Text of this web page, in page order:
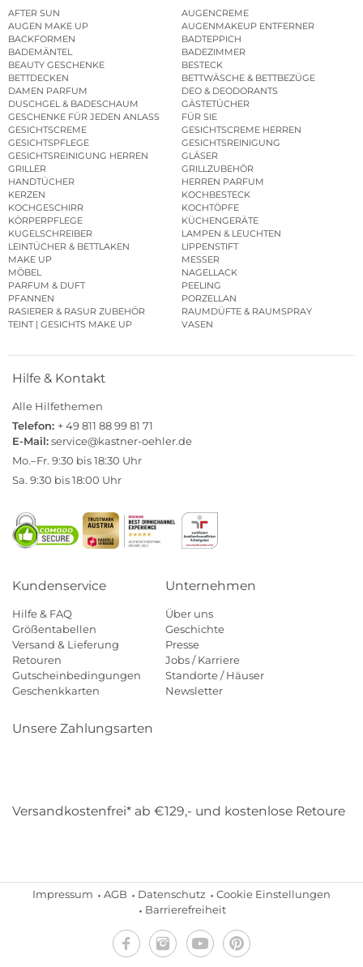
AFTER SUN
AUGENCREME
AUGEN MAKE UP
AUGENMAKEUP ENTFERNER
BACKFORMEN
BADTEPPICH
BADEMÄNTEL
BADEZIMMER
BEAUTY GESCHENKE
BESTECK
BETTDECKEN
BETTWÄSCHE & BETTBEZÜGE
DAMEN PARFUM
DEO & DEODORANTS
DUSCHGEL & BADESCHAUM
GÄSTETÜCHER
GESCHENKE FÜR JEDEN ANLASS
FÜR SIE
GESICHTSCREME
GESICHTSCREME HERREN
GESICHTSPFLEGE
GESICHTSREINIGUNG
GESICHTSREINIGUNG HERREN
GLÄSER
GRILLER
GRILLZUBEHÖR
HANDTÜCHER
HERREN PARFUM
KERZEN
KOCHBESTECK
KOCHGESCHIRR
KOCHTÖPFE
KÖRPERPFLEGE
KÜCHENGERÄTE
KUGELSCHREIBER
LAMPEN & LEUCHTEN
LEINTÜCHER & BETTLAKEN
LIPPENSTIFT
MAKE UP
MESSER
MÖBEL
NAGELLACK
PARFUM & DUFT
PEELING
PFANNEN
PORZELLAN
RASIERER & RASUR ZUBEHÖR
RAUMDÜFTE & RAUMSPRAY
TEINT | GESICHTS MAKE UP
VASEN
Hilfe & Kontakt
Alle Hilfethemen
Telefon: + 49 811 88 99 81 71
E-Mail:service@kastner-oehler.de
Mo.–Fr. 9:30 bis 18:30 Uhr
Sa. 9:30 bis 18:00 Uhr
Kundenservice
Hilfe & FAQ
Größentabellen
Versand & Lieferung
Retouren
Gutscheinbedingungen
Geschenkkarten
Unternehmen
Über uns
Geschichte
Presse
Jobs / Karriere
Standorte / Häuser
Newsletter
Unsere Zahlungsarten
Versandkostenfrei* ab €129,- und kostenlose Retoure
Impressum AGB Datenschutz
Cookie Einstellungen
Barrierefreiheit